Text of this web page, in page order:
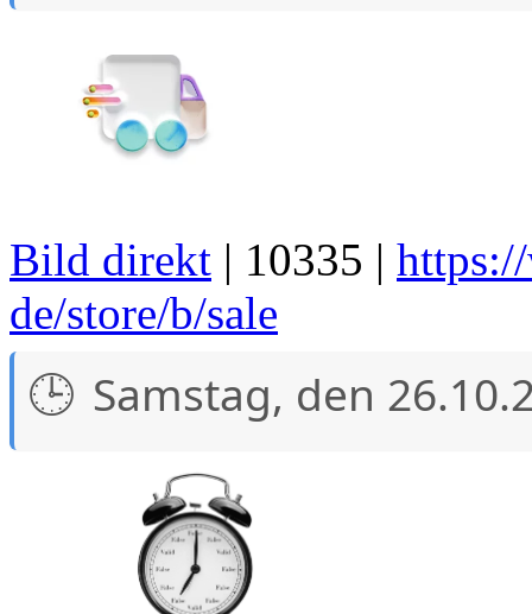
Bild direkt | 10335 |
de/store/b/sale
Samstag, den